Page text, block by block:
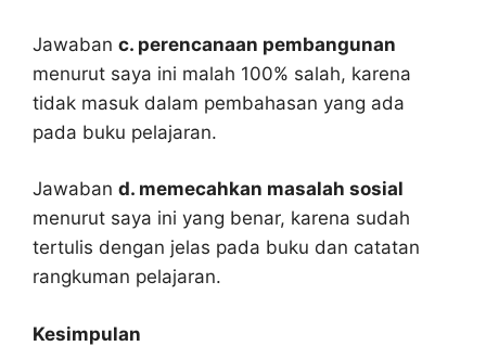
Jawaban c. perencanaan pembangunan
menurut saya ini malah 100% salah, karena
tidak masuk dalam pembahasan yang ada
pada buku pelajaran.
Jawaban d. memecahkan masalah sosial
menurut saya ini yang benar, karena sudah
tertulis dengan jelas pada buku dan catatan
rangkuman pelajaran.
Kesimpulan